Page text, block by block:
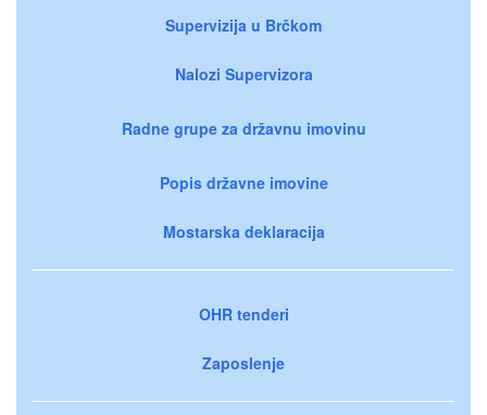
Supervizija u Brčkom
Nalozi Supervizora
Radne grupe za državnu imovinu
Popis državne imovine
Mostarska deklaracija
OHR tenderi
Zaposlenje